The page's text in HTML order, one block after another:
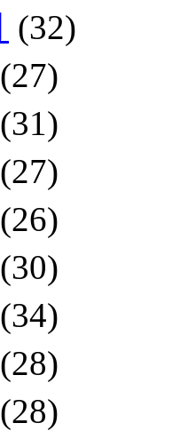
(32)
(27)
(31)
(27)
(26)
(30)
(34)
(28)
(28)